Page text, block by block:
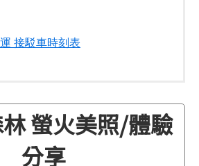
接駁車時刻表
螢火美照/體驗
分享